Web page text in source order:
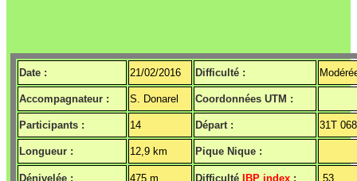
Date : 21/02/2016 Difficulté :
Accompagnateur : S. Donarel Coordonnées UTM :
Participants : 14 Départ : 31T
Longueur : 12,9 km Pique Nique :
Dénivelée : 475 m Difficulté IBP index : 53